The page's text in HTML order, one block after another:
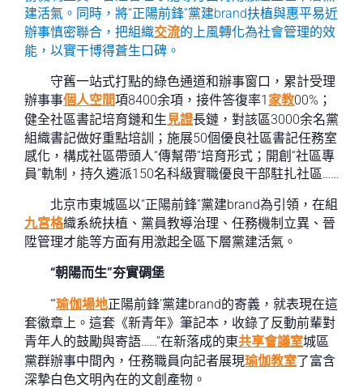
建活氣。同時，將“正陽前鋒”黨建brand扶植與惠平易近
辦事慎密聯合，把組織交流的上風轉化為社會管理的效
能，以實干博得蒼生口碑。
守舊一站式打點的綠色通道和辦事窗口，累計受理
辦事事個人空間項8400余項，接件答復率1 家教00%；
健全社區書記培育鏈和生見證長鏈，對該區3000余名黨
組織書記做好重點培訓；施展50個優良社區書記任務室
感化，構成社區帶頭人“傳幫帶”培育形式；開創“社區專
員”軌制，持久遴派150名科級實職優良干部駐扎社區……
北京市東城區以“正陽前鋒”黨建brand為引領，在組
九宮格織系統扶植、黨員教導治理、任務機制立異、晉
陞管理才能等方面有用激起全區下層黨建活氣。
“朝陽而生”夯實碉堡
“‘瑜伽場地正陽前鋒’黨建brand的寄義，就表現在這
套徽章上。這套《新青年》筆記本，收錄了反動前輩對
青年人的鼓勵與寄語……”在新落成的東共享會議室城區
黨群辦事中間內，任務職員向記者展現瑜伽教室了富含
深摯白色文明內在的文創產物。